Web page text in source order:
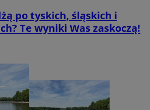
po tyskich, śląskich i
Te wyniki Was zaskoczą!